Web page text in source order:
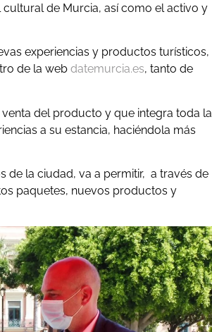
de Murcia, así como el activo y
experiencias y productos turísticos,
de la web datemurcia.es, tanto de
del producto y que integra toda la
a su estancia, haciéndola más
de la ciudad, va a permitir, a través de
paquetes, nuevos productos y